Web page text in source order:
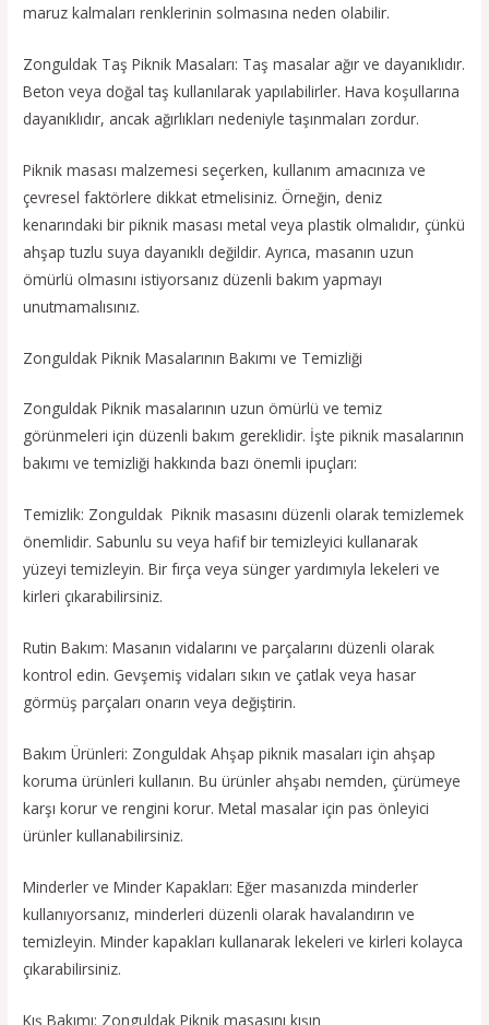
maruz kalmaları renklerinin solmasına neden olabilir.
Zonguldak Taş Piknik Masaları: Taş masalar ağır ve dayanıklıdır.
Beton veya doğal taş kullanılarak yapılabilirler. Hava koşullarına
dayanıklıdır, ancak ağırlıkları nedeniyle taşınmaları zordur.
Piknik masası malzemesi seçerken, kullanım amacınıza ve
çevresel faktörlere dikkat etmelisiniz. Örneğin, deniz
kenarındaki bir piknik masası metal veya plastik olmalıdır, çünkü
ahşap tuzlu suya dayanıklı değildir. Ayrıca, masanın uzun
ömürlü olmasını istiyorsanız düzenli bakım yapmayı
unutmamalısınız.
Zonguldak Piknik Masalarının Bakımı ve Temizliği
Zonguldak Piknik masalarının uzun ömürlü ve temiz
görünmeleri için düzenli bakım gereklidir. İşte piknik masalarının
bakımı ve temizliği hakkında bazı önemli ipuçları:
Temizlik: Zonguldak Piknik masasını düzenli olarak temizlemek
önemlidir. Sabunlu su veya hafif bir temizleyici kullanarak
yüzeyi temizleyin. Bir fırça veya sünger yardımıyla lekeleri ve
kirleri çıkarabilirsiniz.
Rutin Bakım: Masanın vidalarını ve parçalarını düzenli olarak
kontrol edin. Gevşemiş vidaları sıkın ve çatlak veya hasar
görmüş parçaları onarın veya değiştirin.
Bakım Ürünleri: Zonguldak Ahşap piknik masaları için ahşap
koruma ürünleri kullanın. Bu ürünler ahşabı nemden, çürümeye
karşı korur ve rengini korur. Metal masalar için pas önleyici
ürünler kullanabilirsiniz.
Minderler ve Minder Kapakları: Eğer masanızda minderler
kullanıyorsanız, minderleri düzenli olarak havalandırın ve
temizleyin. Minder kapakları kullanarak lekeleri ve kirleri kolayca
çıkarabilirsiniz.
Kış Bakımı: Zonguldak Piknik masasını kışın